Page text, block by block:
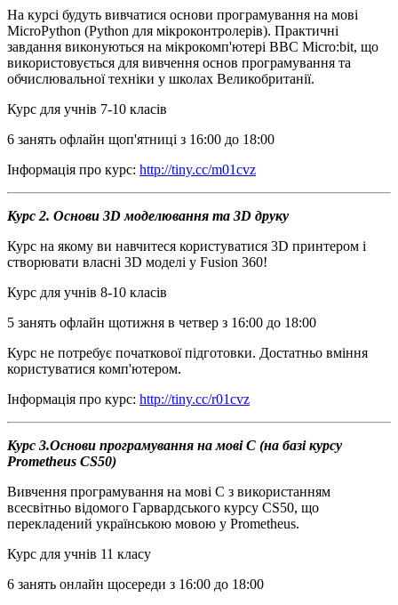
На курсі будуть вивчатися основи програмування на мові
MicroPython (Python для мікроконтролерів). Практичні
завдання виконуються на мікрокомп'ютері BBC Micro:bit, що
використовується для вивчення основ програмування та
обчислювальної техніки у школах Великобританії.
Курс для учнів 7-10 класів
6 занять офлайн щоп'ятниці з 16:00 до 18:00
Інформація про курс: http://tiny.cc/m01cvz
Курс 2. Основи 3D моделювання та 3D друку
Курс на якому ви навчитеся користуватися 3D принтером і
створювати власні 3D моделі у Fusion 360!
Курс для учнів 8-10 класів
5 занять офлайн щотижня в четвер з 16:00 до 18:00
Курс не потребує початкової підготовки. Достатньо вміння
користуватися комп'ютером.
Інформація про курс: http://tiny.cc/r01cvz
Курс 3.Основи програмування на мові С (на базі курсу
Prometheus CS50)
Вивчення програмування на мові С з використанням
всесвітньо відомого Гарвардського курсу CS50, що
перекладений українською мовою у Prometheus.
Курс для учнів 11 класу
6 занять онлайн щосереди з 16:00 до 18:00